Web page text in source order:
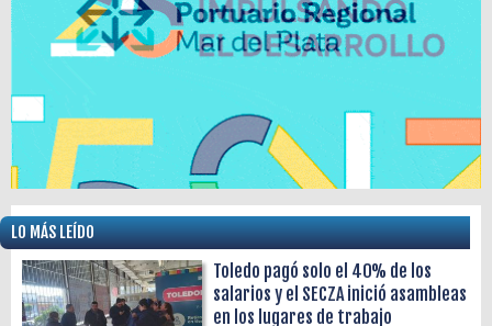
LO MÁS LEÍDO
Toledo pagó solo el 40% de los
salarios y el SECZA inició asambleas
en los lugares de trabajo